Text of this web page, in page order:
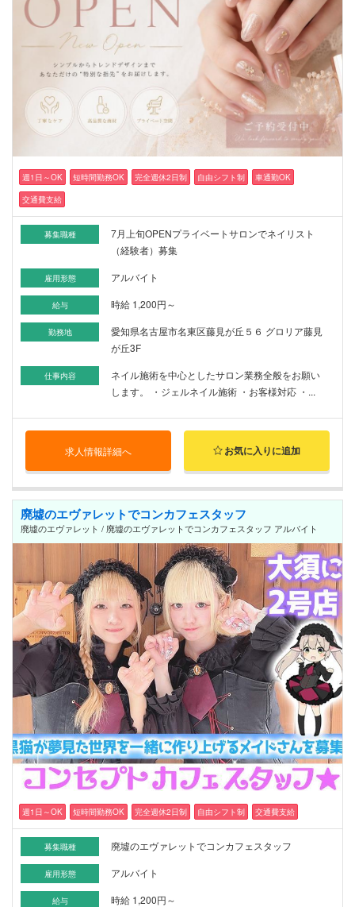
週1日～OK 短時間勤務OK 完全週休2日制 自由シフト制
車通勤OK
交通費支給
募集職種
7月上旬OPENプライベートサロンでネイリスト
（経験者）募集
雇用形態 アルバイト
給与 時給 1,200円～
勤務地
愛知県名古屋市名東区藤見が丘５６ グロリア藤見
が丘3F
仕事内容
ネイル施術を中心としたサロン業務全般をお願い
します。 ・ジェルネイル施術 ・お客様対応 ・...
求人情報詳細へ お気に入りに追加
廃墟のエヴァレットでコンカフェスタッフ
廃墟のエヴァレット / 廃墟のエヴァレットでコンカフェスタッフ アルバイト
週1日～OK 短時間勤務OK 完全週休2日制 自由シフト制 交通費支給
募集職種 廃墟のエヴァレットでコンカフェスタッフ
雇用形態 アルバイト
給与 時給 1,200円～